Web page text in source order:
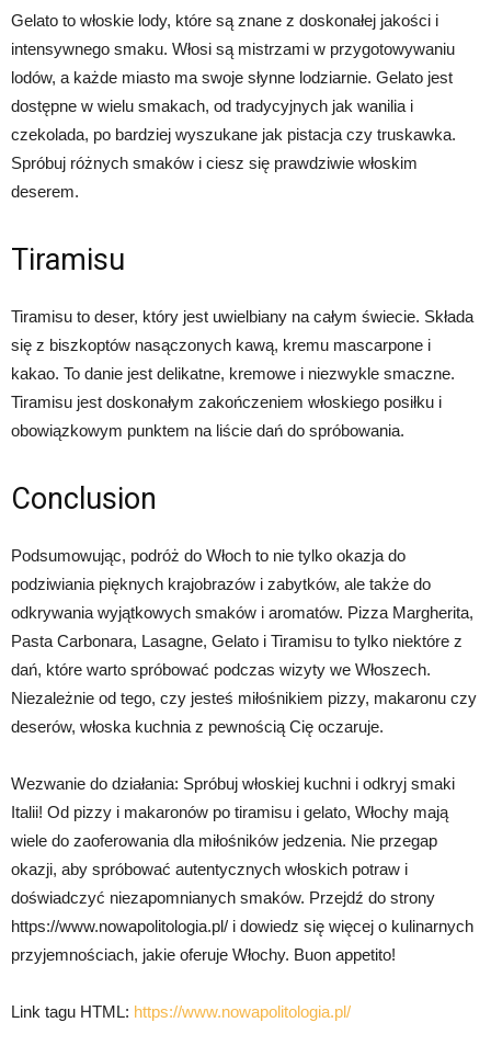
Gelato to włoskie lody, które są znane z doskonałej jakości i
intensywnego smaku. Włosi są mistrzami w przygotowywaniu
lodów, a każde miasto ma swoje słynne lodziarnie. Gelato jest
dostępne w wielu smakach, od tradycyjnych jak wanilia i
czekolada, po bardziej wyszukane jak pistacja czy truskawka.
Spróbuj różnych smaków i ciesz się prawdziwie włoskim
deserem.
Tiramisu
Tiramisu to deser, który jest uwielbiany na całym świecie. Składa
się z biszkoptów nasączonych kawą, kremu mascarpone i
kakao. To danie jest delikatne, kremowe i niezwykle smaczne.
Tiramisu jest doskonałym zakończeniem włoskiego posiłku i
obowiązkowym punktem na liście dań do spróbowania.
Conclusion
Podsumowując, podróż do Włoch to nie tylko okazja do
podziwiania pięknych krajobrazów i zabytków, ale także do
odkrywania wyjątkowych smaków i aromatów. Pizza Margherita,
Pasta Carbonara, Lasagne, Gelato i Tiramisu to tylko niektóre z
dań, które warto spróbować podczas wizyty we Włoszech.
Niezależnie od tego, czy jesteś miłośnikiem pizzy, makaronu czy
deserów, włoska kuchnia z pewnością Cię oczaruje.
Wezwanie do działania: Spróbuj włoskiej kuchni i odkryj smaki
Italii! Od pizzy i makaronów po tiramisu i gelato, Włochy mają
wiele do zaoferowania dla miłośników jedzenia. Nie przegap
okazji, aby spróbować autentycznych włoskich potraw i
doświadczyć niezapomnianych smaków. Przejdź do strony
https://www.nowapolitologia.pl/ i dowiedz się więcej o kulinarnych
przyjemnościach, jakie oferuje Włochy. Buon appetito!
Link tagu HTML: https://www.nowapolitologia.pl/